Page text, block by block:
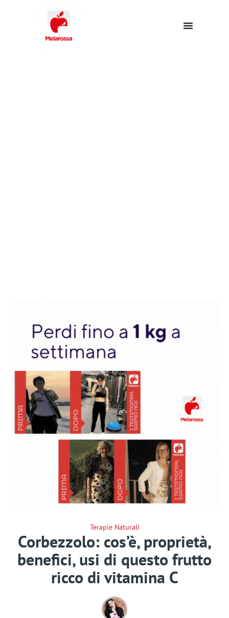
Terapie Naturali
Corbezzolo: cos’è, proprietà,
benefici, usi di questo frutto
ricco di vitamina C